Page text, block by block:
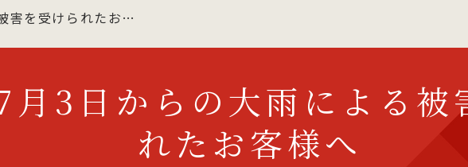
害を受けられたお…
月3日からの大雨による被
れたお客様へ